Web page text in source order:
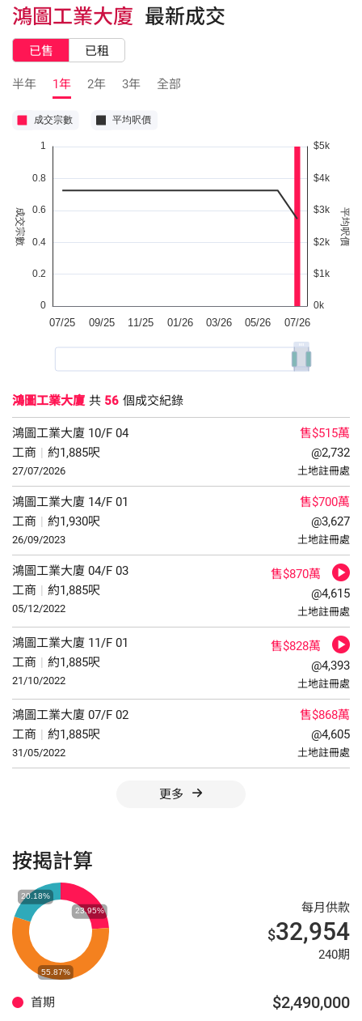
鴻圖工業大廈 最新成交
已售 已租
半年 1年 2年 3年 全部
鴻圖工業大廈 共 56 個成交紀錄
鴻圖工業大廈 10/F 04
工商 | 約1,885呎
27/07/2026
售$515萬
@2,732
土地註冊處
鴻圖工業大廈 14/F 01
工商 | 約1,930呎
26/09/2023
售$700萬
@3,627
土地註冊處
鴻圖工業大廈 04/F 03
工商 | 約1,885呎
05/12/2022
售$870萬
@4,615
土地註冊處
鴻圖工業大廈 11/F 01
工商 | 約1,885呎
21/10/2022
售$828萬
@4,393
土地註冊處
鴻圖工業大廈 07/F 02
工商 | 約1,885呎
31/05/2022
售$868萬
@4,605
土地註冊處
更多
按揭計算
每月供款
$32,954
240期
首期 $2,490,000